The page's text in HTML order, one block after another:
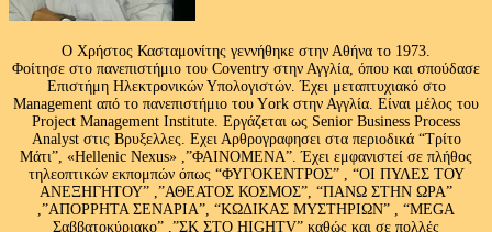
Ο Χρήστος Κασταμονίτης γεννήθηκε στην Αθήνα το 1973.
Φοίτησε στο πανεπιστήμιο του Coventry στην Αγγλία, όπου και σπούδασε
Επιστήμη Ηλεκτρονικών Υπολογιστών. Έχει μεταπτυχιακό στο
Management από το πανεπιστήμιο του Υork στην Αγγλία. Είναι μέλος του
Project Management Institute. Εργάζεται ως Senior Business Process
Analyst στις Βρυξελλες. Εχει Αρθρογραφησει στα περιοδικά “Τρίτο
Μάτι”, «Hellenic Nexus» ,”ΦΑΙΝΟΜΕΝΑ”. Έχει εμφανιστεί σε πλήθος
τηλεοπτικών εκπομπών όπως “ΦΥΓΟΚΕΝΤΡΟΣ” , “ΟΙ ΠΥΛΕΣ ΤΟΥ
ΑΝΕΞΗΓΗΤΟΥ” ,”ΑΘΕΑΤΟΣ ΚΟΣΜΟΣ”, “ΠΑΝΩ ΣΤΗΝ ΩΡΑ”
,”ΑΠΟΡΡΗΤΑ ΣΕΝΑΡΙΑ”, “ΚΩΔΙΚΑΣ ΜΥΣΤΗΡΙΩΝ” , “MEGA
Σαββατοκύριακο” ,”ΣΚ ΣΤΟ HIGHTV” καθώς και σε πολλές